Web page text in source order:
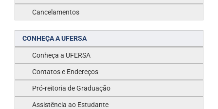
Cancelamentos
CONHEÇA A UFERSA
Conheça a UFERSA
Contatos e Endereços
Pró-reitoria de Graduação
Assistência ao Estudante